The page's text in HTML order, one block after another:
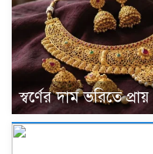
স্বর্ণের দাম ভরিতে